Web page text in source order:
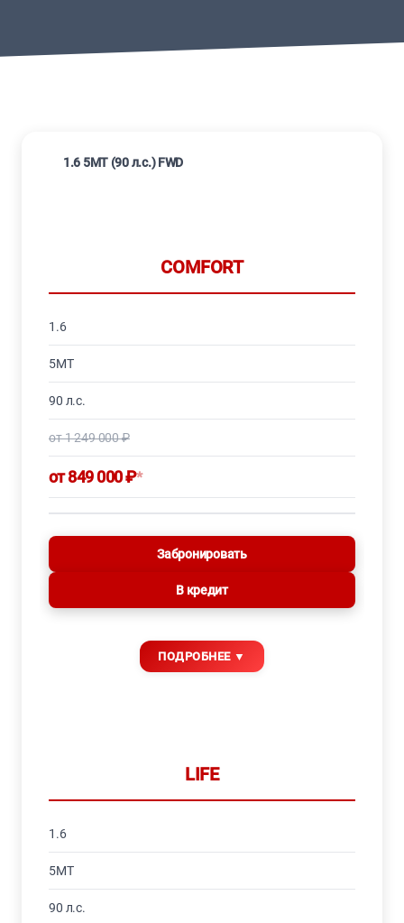
1.6 5МТ (90 л.с.) FWD
COMFORT
1.6
5MT
90 л.с.
от 1 249 000 ₽
от 849 000 ₽*
Забронировать
В кредит
LIFE
1.6
5MT
90 л.с.